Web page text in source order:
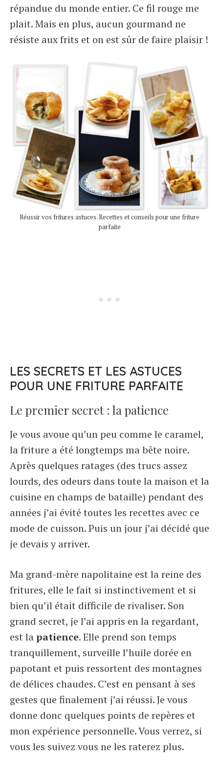
répandue du monde entier. Ce fil rouge me
plait. Mais en plus, aucun gourmand ne
résiste aux frits et on est sûr de faire plaisir !
Réussir vos fritures astuces. Recettes et conseils pour une friture
parfaite
LES SECRETS ET LES ASTUCES
POUR UNE FRITURE PARFAITE
Le premier secret : la patience
Je vous avoue qu’un peu comme le caramel,
la friture a été longtemps ma bête noire.
Après quelques ratages (des trucs assez
lourds, des odeurs dans toute la maison et la
cuisine en champs de bataille) pendant des
années j’ai évité toutes les recettes avec ce
mode de cuisson. Puis un jour j’ai décidé que
je devais y arriver.
Ma grand-mère napolitaine est la reine des
fritures, elle le fait si instinctivement et si
bien qu’il était difficile de rivaliser. Son
grand secret, je l’ai appris en la regardant,
est lapatience. Elle prend son temps
tranquillement, surveille l’huile dorée en
papotant et puis ressortent des montagnes
de délices chaudes. C’est en pensant à ses
gestes que finalement j’ai réussi. Je vous
donne donc quelques points de repères et
mon expérience personnelle. Vous verrez, si
vous les suivez vous ne les raterez plus.